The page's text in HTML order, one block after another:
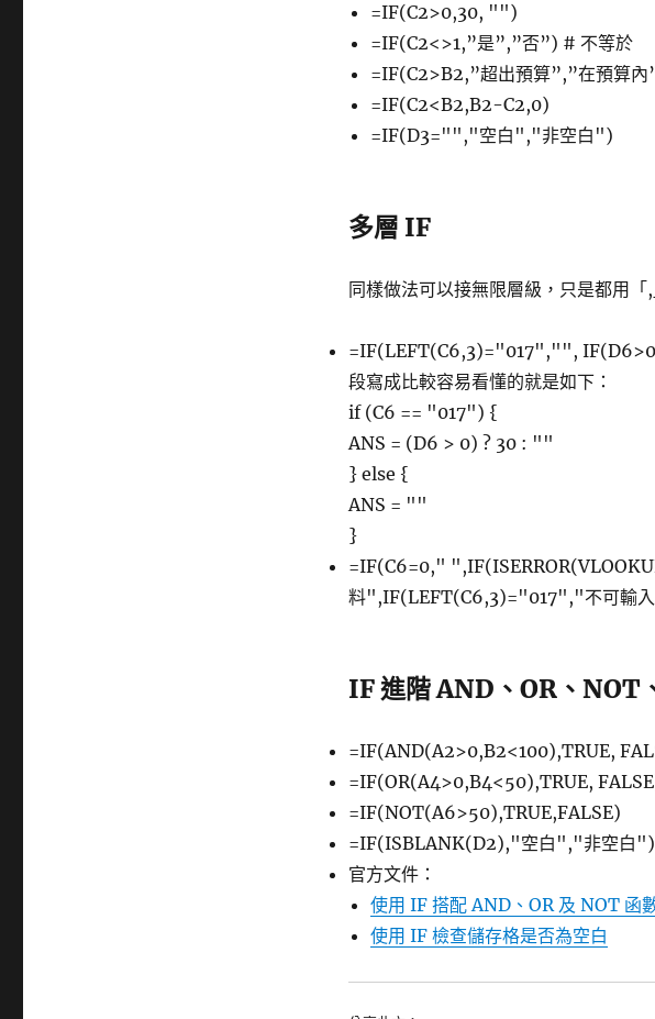
=IF(C2>0,30, "")
=IF(C2<>1,”是”,”否”) # 不等於
=IF(C2>B2,”超出預算”,”在預算內
=IF(C2<B2,B2-C2,0)
=IF(D3="","空白","非空白")
多層 IF
同樣做法可以接無限層級，只是都用
=IF(LEFT(C6,3)="017","",
段寫成比較容易看懂的就是如下：
if (C6 == "017") {
ANS = (D6 > 0) ? 30 : ""
} else {
ANS = ""
}
=IF(C6=0,"
料",IF(LEFT(C6,3)="017","不可輸
IF 進階 AND、OR、NOT
=IF(AND(A2>0,B2<100),TRUE,
=IF(OR(A4>0,B4<50),TRUE,
=IF(NOT(A6>50),TRUE,FALSE)
=IF(ISBLANK(D2),"空白","非空白")
官方文件：
使用 IF 搭配 AND、OR 及 NOT 函
使用 IF 檢查儲存格是否為空白